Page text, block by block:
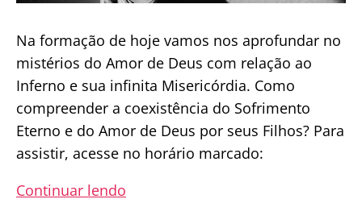
Na formação de hoje vamos nos aprofundar no
mistérios do Amor de Deus com relação ao
Inferno e sua infinita Misericórdia. Como
compreender a coexistência do Sofrimento
Eterno e do Amor de Deus por seus Filhos? Para
assistir, acesse no horário marcado:
Continuar lendo